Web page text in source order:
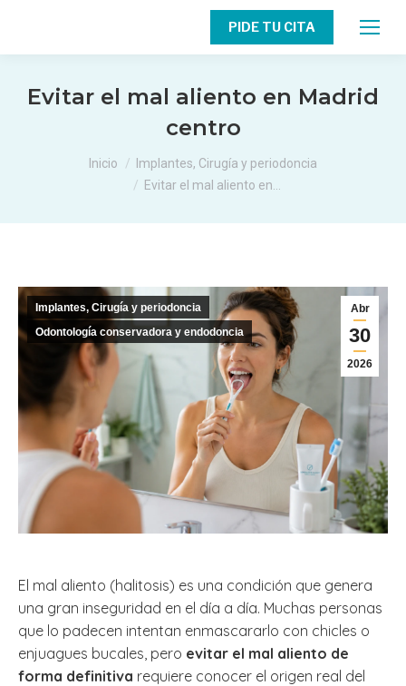
PIDE TU CITA
Evitar el mal aliento en Madrid
centro
Estás aquí:Inicio
Implantes, Cirugía y periodoncia
Evitar el mal aliento en…
Abr
30
2026
Implantes, Cirugía y periodoncia
Odontología conservadora y endodoncia
El mal aliento (halitosis) es una condición que genera
una gran inseguridad en el día a día. Muchas personas
que lo padecen intentan enmascararlo con chicles o
enjuagues bucales, pero evitar el mal aliento de
forma definitiva requiere conocer el origen real del